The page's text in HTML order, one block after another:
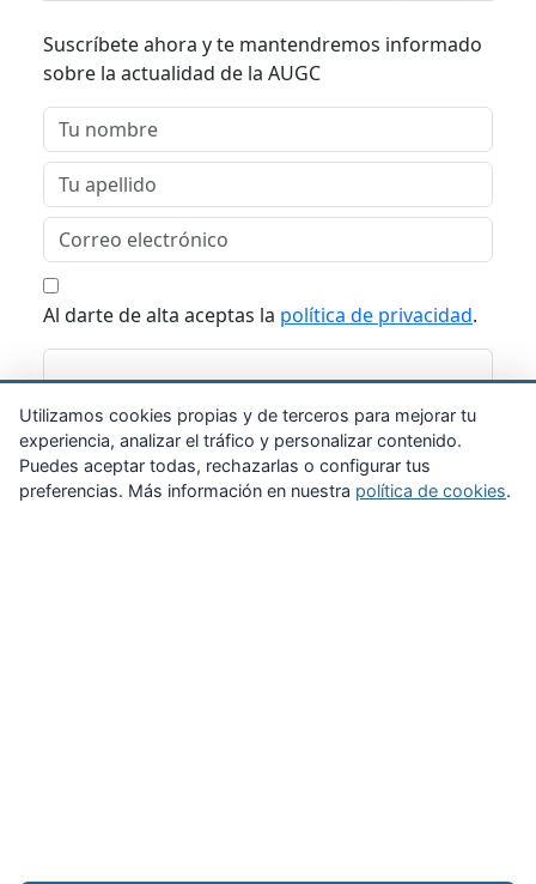
Suscríbete ahora y te mantendremos informado
sobre la actualidad de la AUGC
Al darte de alta aceptas la política de privacidad.
Suscribirme
Utilizamos cookies propias y de terceros para mejorar tu
experiencia, analizar el tráfico y personalizar contenido.
Puedes aceptar todas, rechazarlas o configurar tus
preferencias. Más información en nuestra política de cookies.